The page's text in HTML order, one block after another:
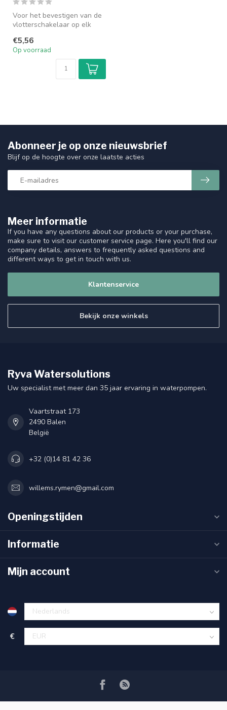
Voor het bevestigen van de
vlotterschakelaar op elk
...
€5,56
Op voorraad
Meer informatie
If you have any questions about our products or your purchase,
make sure to visit our customer service page. Here you'll find our
company details, answers to frequently asked questions and
different ways to get in touch with us.
Klantenservice
Bekijk onze winkels
Abonneer je op onze nieuwsbrief
Blijf op de hoogte over onze laatste acties
Ryva Watersolutions
Uw specialist met meer dan 35 jaar ervaring in waterpompen.
Vaartstraat 173
2490 Balen
België
+32 (0)14 81 42 36
willems.rymen@gmail.com
Openingstijden
Informatie
Mijn account
€